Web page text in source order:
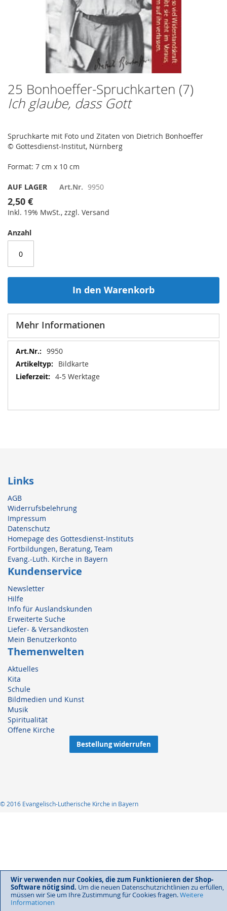
Wir verwenden nur Cookies, die zum Funktionieren der Shop-
Software nötig sind. Um die neuen Datenschutzrichtlinien zu erfüllen,
müssen wir Sie um Ihre Zustimmung für Cookies fragen.Weitere
Informationen
25 Bonhoeffer-Spruchkarten (7)
Ich glaube, dass Gott
Spruchkarte mit Foto und Zitaten von Dietrich Bonhoeffer
© Gottesdienst-Institut, Nürnberg
Format: 7 cm x 10 cm
AUF LAGER Art.Nr. 9950
2,50 €
Inkl. 19% MwSt., zzgl. Versand
Anzahl
In den Warenkorb
Zum
Anfang
der
Mehr Informationen
Mehr
Informationen
9950
Bildkarte
4-5 Werktage
Links
AGB
Widerrufsbelehrung
Impressum
Datenschutz
Homepage des Gottesdienst-Instituts
Fortbildungen, Beratung, Team
Evang.-Luth. Kirche in Bayern
Kundenservice
Newsletter
Hilfe
Info für Auslandskunden
Erweiterte Suche
Liefer- & Versandkosten
Mein Benutzerkonto
Themenwelten
Aktuelles
Kita
Schule
Bildmedien und Kunst
Musik
Spiritualität
Offene Kirche
Bestellung widerrufen
© 2016 Evangelisch-Lutherische Kirche in Bayern